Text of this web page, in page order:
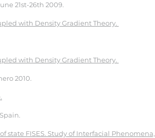
21st-26th 2009.
with Density Gradient Theory.
with Density Gradient Theory.
2010.
FISES. Study of Interfacial Phenomena,